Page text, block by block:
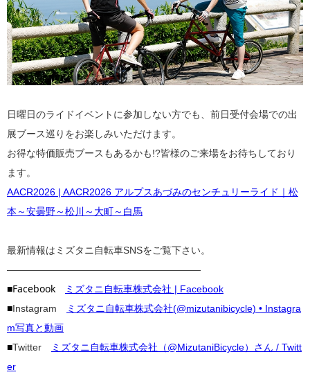
日曜日のライドイベントに参加しない方でも、前日受付会場での出
展ブース巡りをお楽しみいただけます。
お得な特価販売ブースもあるかも!?皆様のご来場をお待ちしており
ます。
AACR2026 | AACR2026 アルプスあづみのセンチュリーライド｜松
本～安曇野～松川～大町～白馬
最新情報はミズタニ自転車SNSをご覧下さい。
————————————————————
■Facebook ミズタニ自転車株式会社 | Facebook
■Instagram
ミズタニ自転車株式会社(@mizutanibicycle) • Instagra
m写真と動画
■Twitter
ミズタニ自転車株式会社（@MizutaniBicycle）さん / Twitt
er